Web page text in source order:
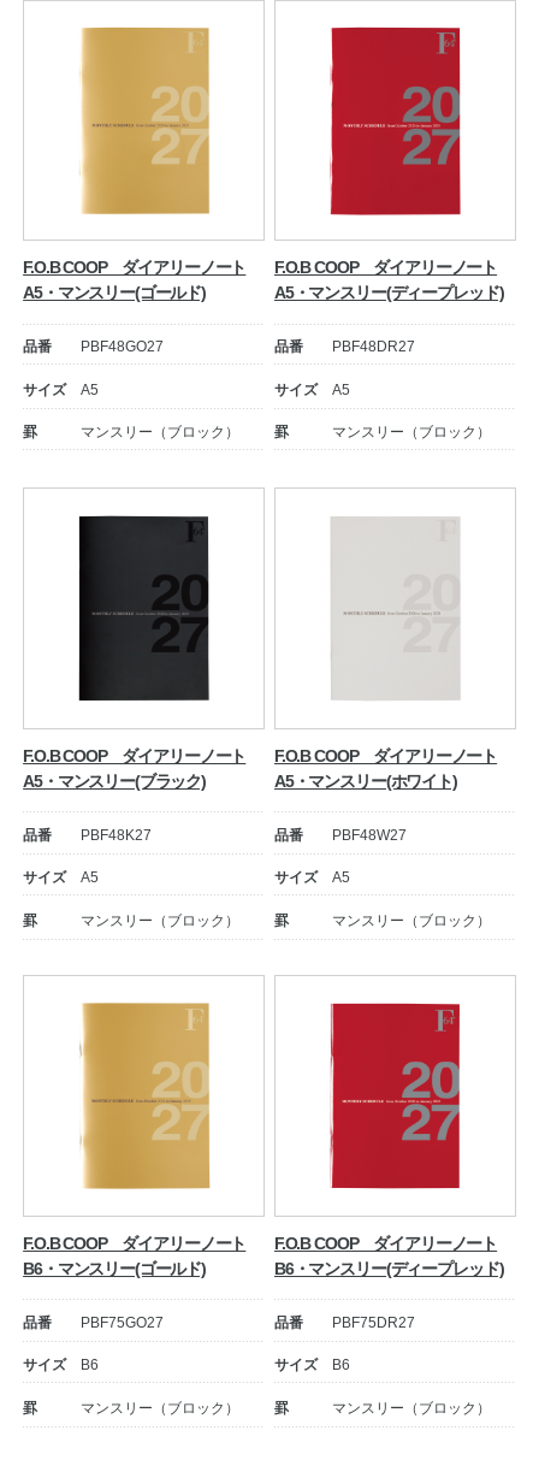
教職員の皆さまへ
法人のお客様へ
OEMご希望の方へ
公式アカウント
日本ノート
F.O.B COOP ダイアリーノート
A5・マンスリー(ゴールド)
品番 PBF48GO27
サイズ A5
罫 マンスリー（ブロック）
F.O.B COOP ダイアリーノート
A5・マンスリー(ディープレッド)
品番 PBF48DR27
サイズ A5
罫 マンスリー（ブロック）
F.O.B COOP ダイアリーノート
A5・マンスリー(ブラック)
品番 PBF48K27
サイズ A5
罫 マンスリー（ブロック）
F.O.B COOP ダイアリーノート
A5・マンスリー(ホワイト)
品番 PBF48W27
サイズ A5
罫 マンスリー（ブロック）
F.O.B COOP ダイアリーノート
B6・マンスリー(ゴールド)
品番 PBF75GO27
サイズ B6
罫 マンスリー（ブロック）
F.O.B COOP ダイアリーノート
B6・マンスリー(ディープレッド)
品番 PBF75DR27
サイズ B6
罫 マンスリー（ブロック）